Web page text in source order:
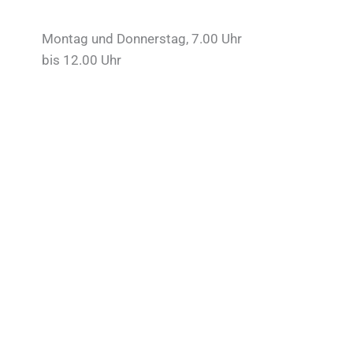
Montag und Donnerstag, 7.00 Uhr
bis 12.00 Uhr